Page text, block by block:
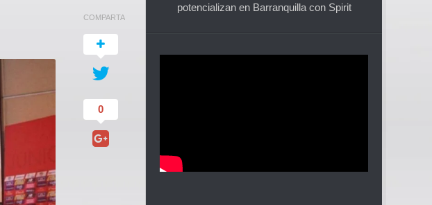
COMPARTA
0
potencializan en Barranquilla con Spirit